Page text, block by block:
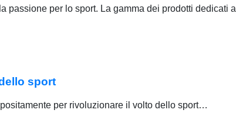
per lo sport. La gamma dei prodotti dedicati al
sport
per rivoluzionare il volto dello sport…